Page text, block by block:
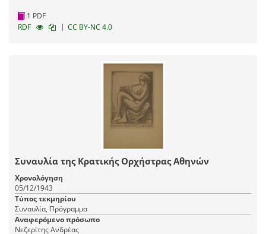
1 PDF
RDF
| CC BY-NC 4.0
Συναυλία της Κρατικής Ορχήστρας Αθηνών
Χρονολόγηση
05/12/1943
Τύπος τεκμηρίου
Συναυλία, Πρόγραμμα
Αναφερόμενο πρόσωπο
Νεζερίτης Ανδρέας